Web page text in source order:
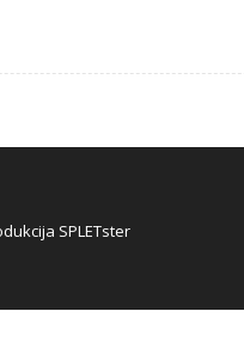
SPLETster